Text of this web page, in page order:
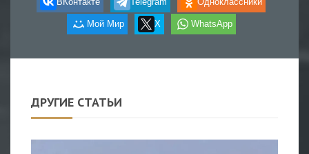
Мой Мир X WhatsApp
ДРУГИЕ СТАТЬИ